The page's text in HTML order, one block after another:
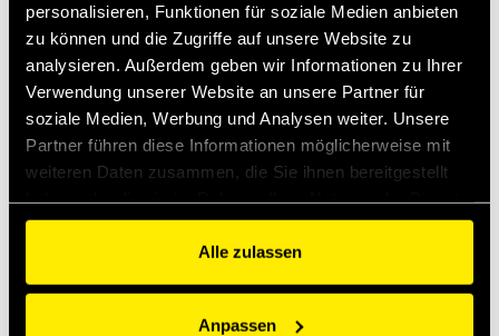
personalisieren, Funktionen für soziale Medien anbieten
zu können und die Zugriffe auf unsere Website zu
analysieren. Außerdem geben wir Informationen zu Ihrer
Verwendung unserer Website an unsere Partner für
soziale Medien, Werbung und Analysen weiter. Unsere
Partner führen diese Informationen möglicherweise mit
weiteren Daten zusammen, die Sie ihnen bereitgestellt
gesammelt haben.
Alle zulassen
Anpassen
Muffe